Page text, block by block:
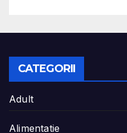
CATEGORII
Adult
Alimentatie